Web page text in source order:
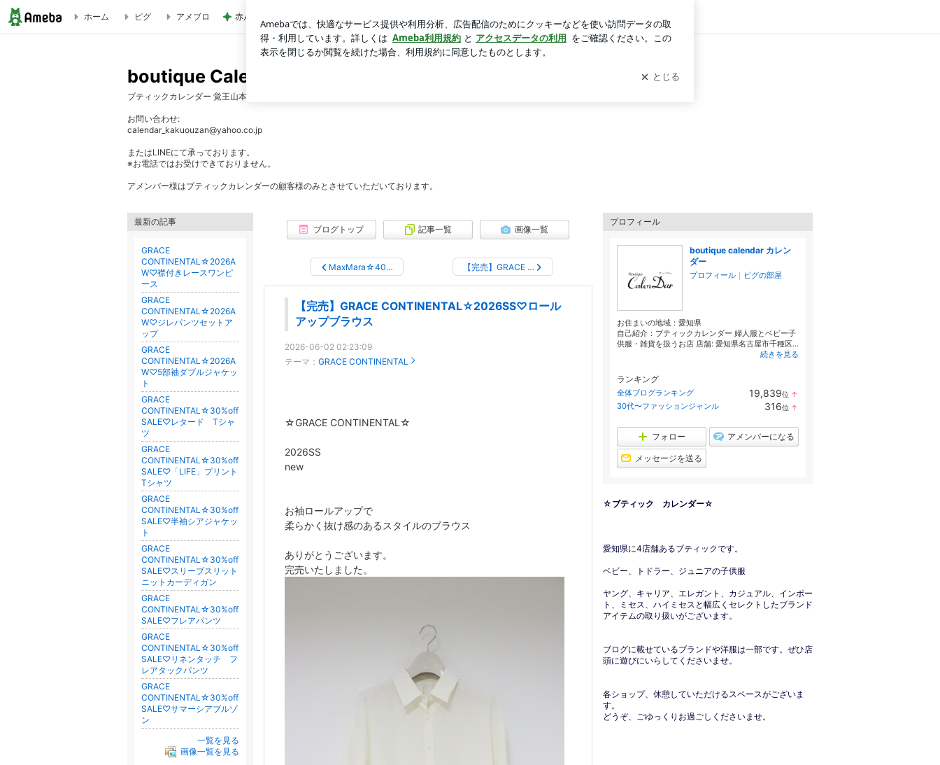
【完売】GRACE CONTINENTAL☆2026SS♡ロールアップブラウス | boutique CalenDarのブログ☆ブティックカレンダー
ホーム ピグ アメブロ 赤ん坊から知る友人の息子の成長 ログイン
boutique CalenDarのブログ☆ブティックカレンダー
ブティックカレンダー 覚王山本店から商品のご案内
お問い合わせ:
calendar_kakuouzan@yahoo.co.jp
またはLINEにて承っております。
※お電話ではお受けできておりません。
アメンバー様はブティックカレンダーの顧客様のみとさせていただいております。
ブログトップ 記事一覧 画像一覧
MaxMara☆40… 【完売】GRACE …
【完売】GRACE CONTINENTAL☆2026SS♡ロール
アップブラウス
2026-06-02 02:23:09
テーマ： GRACE CONTINENTAL
☆GRACE CONTINENTAL☆
2026SS
new
お袖ロールアップで
柔らかく抜け感のあるスタイルのブラウス
ありがとうございます。
完売いたしました。
プロフィール
boutique calendar カレン
ダー
プロフィール ｜ ピグの部屋
お住まいの地域： 愛知県
自己紹介：ブティックカレンダー 婦人服とベビー子
供服・雑貨を扱うお店 店舗: 愛知県名古屋市千種区...
続きを見る
ランキング
全体ブログランキング 19,839位 ↑
ン
30代〜ファッションジャンル 316位 ↑
フォロー アメンバーになる
メッセージを送る
☆ブティック カレンダー☆
愛知県に4店舗あるブティックです。
ベビー、トドラー、ジュニアの子供服
ヤング、キャリア、エレガント、カジュアル、インポー
ト、ミセス、ハイミセスと幅広くセレクトしたブランド
アイテムの取り扱いがございます。
ブログに載せているブランドや洋服は一部です。ぜひ店
頭に遊びにいらしてくださいませ。
各ショップ、休憩していただけるスペースがございま
す。
どうぞ、ごゆっくりお過ごしくださいませ。
最新の記事
GRACE
CONTINENTAL☆2026A
W♡襟付きレースワンピ
ース
GRACE
CONTINENTAL☆2026A
W♡ジレパンツセットア
ップ
GRACE
CONTINENTAL☆2026A
W♡5部袖ダブルジャケッ
ト
GRACE
CONTINENTAL☆30%off
SALE♡レタード Tシャ
ツ
GRACE
CONTINENTAL☆30%off
SALE♡「LIFE」プリント
Tシャツ
GRACE
CONTINENTAL☆30%off
SALE♡半袖シアジャケッ
ト
GRACE
CONTINENTAL☆30%off
SALE♡スリーブスリット
ニットカーディガン
GRACE
CONTINENTAL☆30%off
SALE♡フレアパンツ
GRACE
CONTINENTAL☆30%off
SALE♡リネンタッチ フ
レアタックパンツ
GRACE
CONTINENTAL☆30%off
SALE♡サマーシアブルゾ
ン
一覧を見る
画像一覧を見る